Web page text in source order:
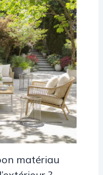
matériau